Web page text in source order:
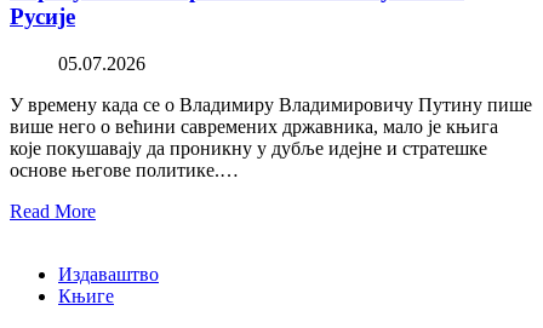
Русије
05.07.2026
У времену када се о Владимиру Владимировичу Путину пише
више него о већини савремених државника, мало је књига
које покушавају да проникну у дубље идејне и стратешке
основе његове политике.…
Read More
Издаваштво
Књиге